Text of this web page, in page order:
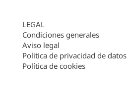
LEGAL
Condiciones generales
Aviso legal
Politica de privacidad de datos
Política de cookies